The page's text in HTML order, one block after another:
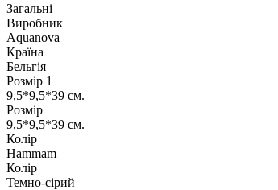
Загальні
Виробник
Aquanova
Країна
Бельгія
Розмір 1
9,5*9,5*39 см.
Розмір
9,5*9,5*39 см.
Колір
Hammam
Колір
Темно-сірий